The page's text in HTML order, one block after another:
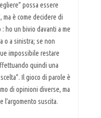
possa essere
è come decidere di
ho un bivio davanti a me
o a sinistra; se non
impossibile restare
quindi una
Il gioco di parole è
di opinioni diverse, ma
l’argomento suscita.